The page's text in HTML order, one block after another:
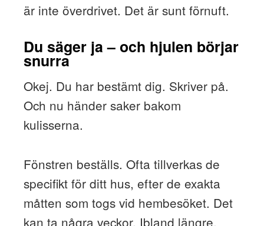
är inte överdrivet. Det är sunt förnuft.
Du säger ja – och hjulen börjar
snurra
Okej. Du har bestämt dig. Skriver på.
Och nu händer saker bakom
kulisserna.
Fönstren beställs. Ofta tillverkas de
specifikt för ditt hus, efter de exakta
måtten som togs vid hembesöket. Det
kan ta några veckor. Ibland längre,